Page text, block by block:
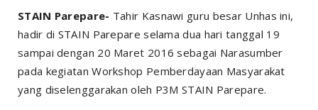
STAIN Parepare- Tahir Kasnawi guru besar Unhas ini,
hadir di STAIN Parepare selama dua hari tanggal 19
sampai dengan 20 Maret 2016 sebagai Narasumber
pada kegiatan Workshop Pemberdayaan Masyarakat
yang diselenggarakan oleh P3M STAIN Parepare.